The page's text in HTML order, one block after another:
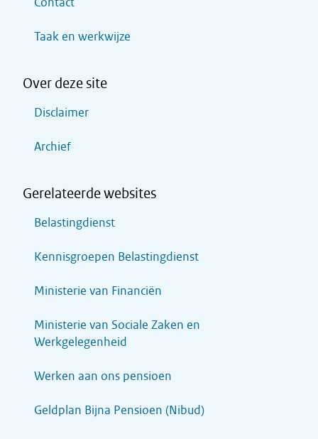
Taak en werkwijze
Over deze site
Disclaimer
Archief
Gerelateerde websites
Belastingdienst
Kennisgroepen Belastingdienst
Ministerie van Financiën
Ministerie van Sociale Zaken en
Werkgelegenheid
Werken aan ons pensioen
Geldplan Bijna Pensioen (Nibud)